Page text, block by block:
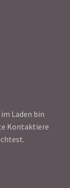
Laden bin
Kontaktiere